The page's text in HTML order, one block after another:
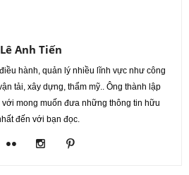
Lê Anh Tiến
hành, quản lý nhiều lĩnh vực như công
tải, xây dựng, thẩm mỹ.. Ông thành lập
mong muốn đưa những thông tin hữu
đến với bạn đọc.